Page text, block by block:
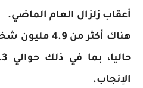
أعقاب زلزال العام الماضي.
هناك أكثر من
الإنجاب.